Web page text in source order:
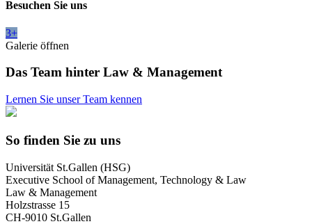
Besuchen Sie uns
3+
Galerie öffnen
Das Team hinter Law & Management
Lernen Sie unser Team kennen
So finden Sie zu uns
Universität St.Gallen (HSG)
Executive School of Management, Technology & Law
Law & Management
Holzstrasse 15
CH-9010 St.Gallen